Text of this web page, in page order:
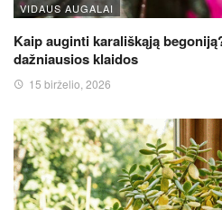
VIDAUS AUGALAI
Kaip auginti karališkąją
dažniausios klaidos
15 birželio, 2026